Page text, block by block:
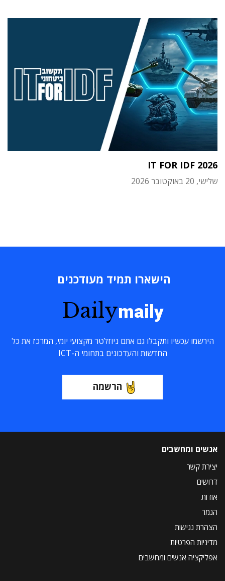
IT FOR IDF 2026
שלישי, 20 באוקטובר 2026
הישארו תמיד מעודכנים
Dailymaily
הירשמו עכשיו ותקבלו גם אתם ניוזלטר מקצועי יומי, המרכז את כל
החדשות והעדכונים בתחומי ה-ICT
הרשמה
אנשים ומחשבים
יצירת קשר
דרושים
אודות
הנמר
הצהרת נגישות
מדיניות הפרטיות
אפליקציה אנשים ומחשבים